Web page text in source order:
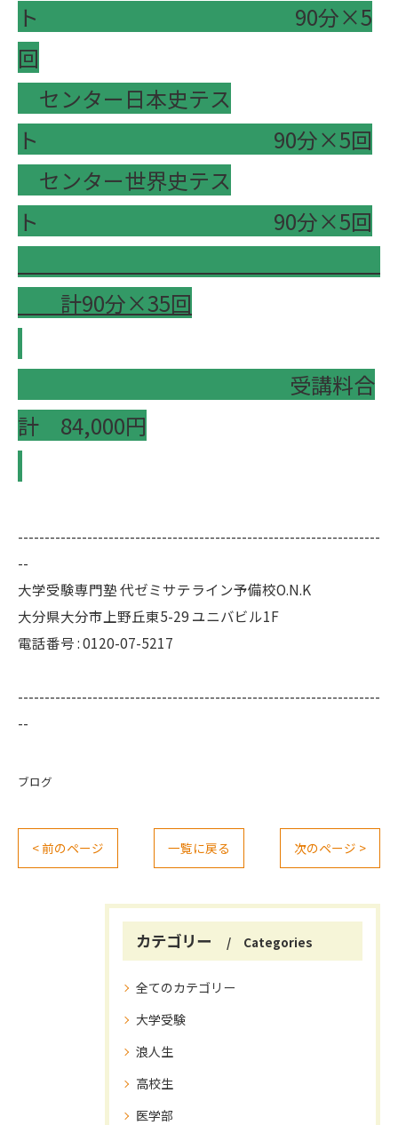
ト 90分×5
回
センター日本史テス
ト 90分×5回
センター世界史テス
ト 90分×5回
計90分×35回
受講料合
計 84,000円
--------------------------------------------------------------------
--
大学受験専門塾 代ゼミサテライン予備校O.N.K
大分県大分市上野丘東5-29 ユニバビル1F
電話番号 : 0120-07-5217
--------------------------------------------------------------------
--
ブログ
< 前のページ 一覧に戻る 次のページ >
カテゴリー Categories
全てのカテゴリー
大学受験
浪人生
高校生
医学部